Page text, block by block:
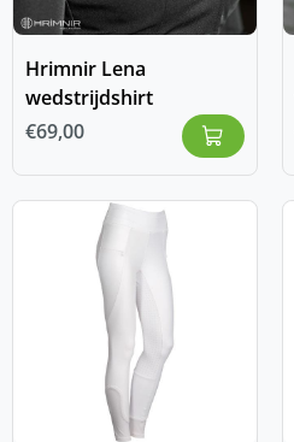
Hrimnir Lena
wedstrijdshirt
€69,00